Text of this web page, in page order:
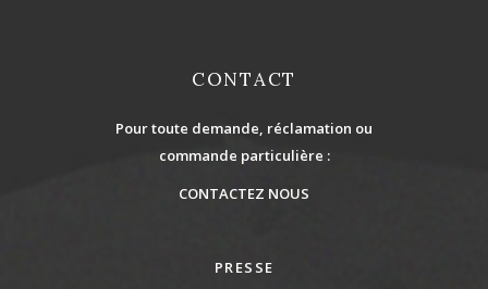
CONTACT
Pour toute demande, réclamation ou
commande particulière :
CONTACTEZ NOUS
PRESSE